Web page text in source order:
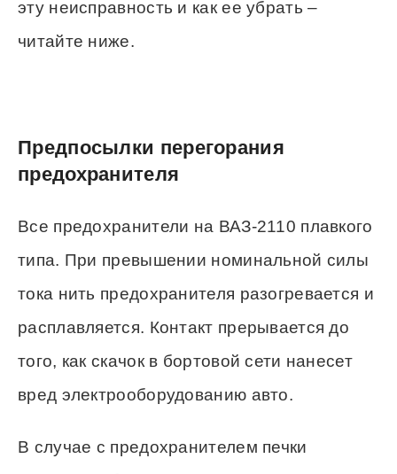
эту неисправность и как ее убрать –
читайте ниже.
Предпосылки перегорания
предохранителя
Все предохранители на ВАЗ-2110 плавкого
типа. При превышении номинальной силы
тока нить предохранителя разогревается и
расплавляется. Контакт прерывается до
того, как скачок в бортовой сети нанесет
вред электрооборудованию авто.
В случае с предохранителем печки